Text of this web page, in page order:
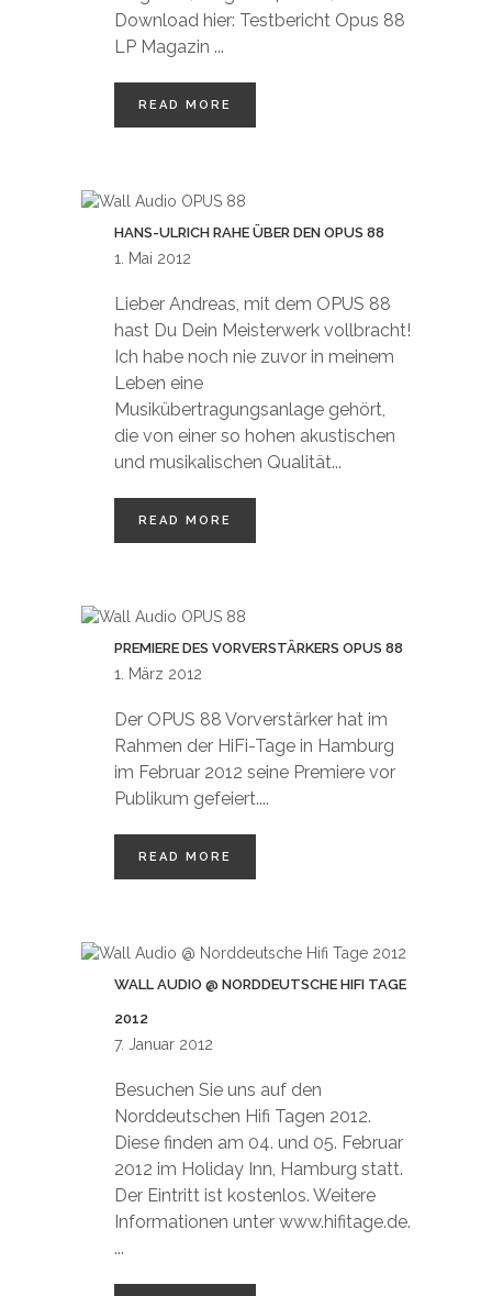
Download hier: Testbericht Opus 88
LP Magazin ...
READ MORE
HANS-ULRICH RAHE ÜBER DEN OPUS 88
1. Mai 2012
Lieber Andreas, mit dem OPUS 88
hast Du Dein Meisterwerk vollbracht!
Ich habe noch nie zuvor in meinem
Leben eine
Musikübertragungsanlage gehört,
die von einer so hohen akustischen
und musikalischen Qualität...
READ MORE
PREMIERE DES VORVERSTÄRKERS OPUS 88
1. März 2012
Der OPUS 88 Vorverstärker hat im
Rahmen der HiFi-Tage in Hamburg
im Februar 2012 seine Premiere vor
Publikum gefeiert....
READ MORE
WALL AUDIO @ NORDDEUTSCHE HIFI TAGE
2012
7. Januar 2012
Besuchen Sie uns auf den
Norddeutschen Hifi Tagen 2012.
Diese finden am 04. und 05. Februar
2012 im Holiday Inn, Hamburg statt.
Der Eintritt ist kostenlos. Weitere
Informationen unter www.hifitage.de.
...